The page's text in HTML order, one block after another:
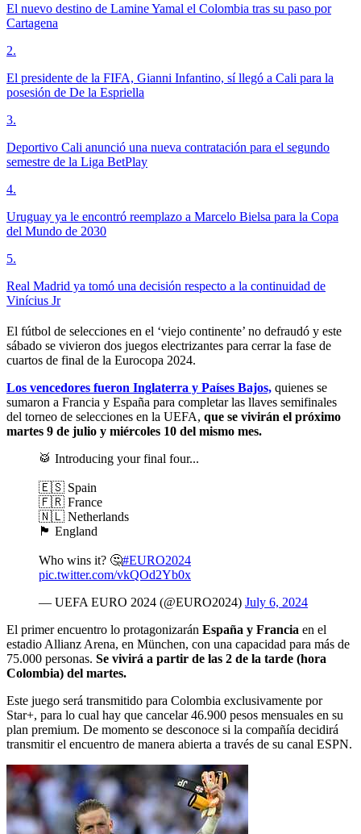
El nuevo destino de Lamine Yamal el Colombia tras su paso por
Cartagena
2.
El presidente de la FIFA, Gianni Infantino, sí llegó a Cali para la
posesión de De la Espriella
3.
Deportivo Cali anunció una nueva contratación para el segundo
semestre de la Liga BetPlay
4.
Uruguay ya le encontró reemplazo a Marcelo Bielsa para la Copa
del Mundo de 2030
5.
Real Madrid ya tomó una decisión respecto a la continuidad de
Vinícius Jr
El fútbol de selecciones en el ‘viejo continente’ no defraudó y este
sábado se vivieron dos juegos electrizantes para cerrar la fase de
cuartos de final de la Eurocopa 2024.
Los vencedores fueron Inglaterra y Países Bajos, quienes se
sumaron a Francia y España para completar las llaves semifinales
del torneo de selecciones en la UEFA, que se vivirán el próximo
martes 9 de julio y miércoles 10 del mismo mes.
🥁 Introducing your final four...
🇪🇸 Spain
🇫🇷 France
🇳🇱 Netherlands
🏴󠁧󠁢󠁥󠁮󠁧󠁿 England
Who wins it? 🤔#EURO2024
pic.twitter.com/vkQOd2Yb0x
— UEFA EURO 2024 (@EURO2024) July 6, 2024
El primer encuentro lo protagonizarán España y Francia en el
estadio Allianz Arena, en München, con una capacidad para más de
75.000 personas. Se vivirá a partir de las 2 de la tarde (hora
Colombia) del martes.
Este juego será transmitido para Colombia exclusivamente por
Star+, para lo cual hay que cancelar 46.900 pesos mensuales en su
plan premium. De momento se desconoce si la compañía decidirá
transmitir el encuentro de manera abierta a través de su canal ESPN.